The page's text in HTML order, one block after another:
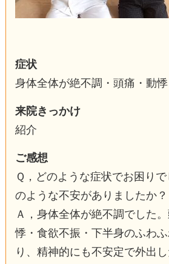
症状
身体全体が絶不調・頭痛・動悸
来院きっかけ
紹介
ご感想
Ｑ，どのような症状でお困り
のような不安がありましたか？
Ａ，身体全体が絶不調でした
悸・食欲不振・下半身のふわ
り、精神的にも不安定で外出